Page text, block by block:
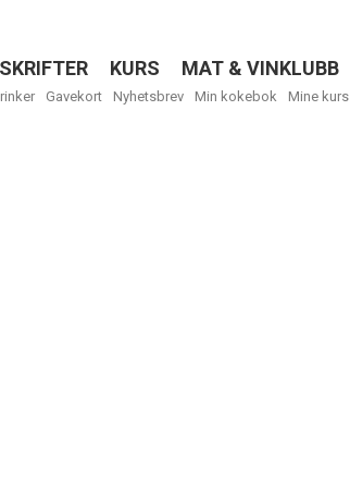
KURS MAT & VINKLUBB
Gavekort Nyhetsbrev Min kokebok Mine kurs